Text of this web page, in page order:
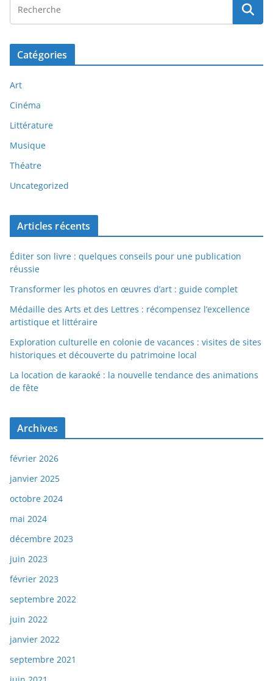
Catégories
Art
Cinéma
Littérature
Musique
Théatre
Uncategorized
Articles récents
Éditer son livre : quelques conseils pour une publication
réussie
Transformer les photos en œuvres d’art : guide complet
Médaille des Arts et des Lettres : récompensez l’excellence
artistique et littéraire
Exploration culturelle en colonie de vacances : visites de sites
historiques et découverte du patrimoine local
La location de karaoké : la nouvelle tendance des animations
de fête
Archives
février 2026
janvier 2025
octobre 2024
mai 2024
décembre 2023
juin 2023
février 2023
septembre 2022
juin 2022
janvier 2022
septembre 2021